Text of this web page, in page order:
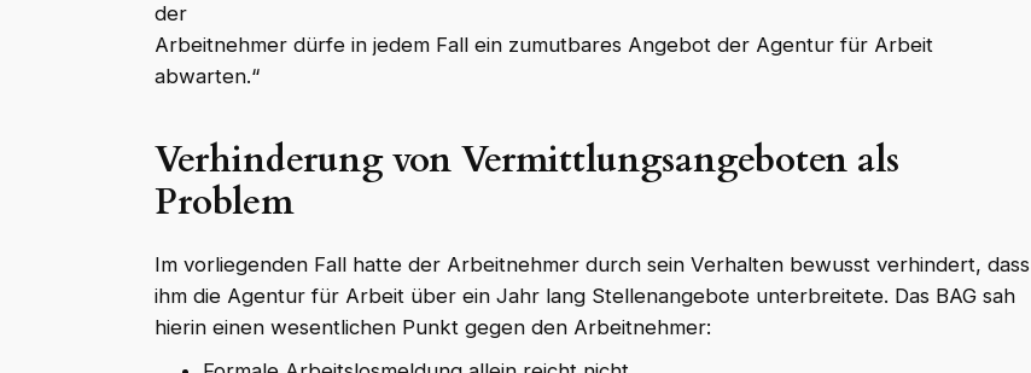
der
Arbeitnehmer dürfe in jedem Fall ein zumutbares Angebot der Agentur für Arbeit
abwarten.“
Verhinderung von Vermittlungsangeboten als
Problem
Im vorliegenden Fall hatte der Arbeitnehmer durch sein Verhalten bewusst verhindert, dass
ihm die Agentur für Arbeit über ein Jahr lang Stellenangebote unterbreitete. Das BAG sah
hierin einen wesentlichen Punkt gegen den Arbeitnehmer: